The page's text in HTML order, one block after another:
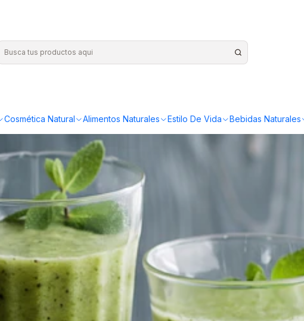
Cosmética Natural Alimentos Naturales Estilo De Vida Bebidas Naturales
para prevenir el